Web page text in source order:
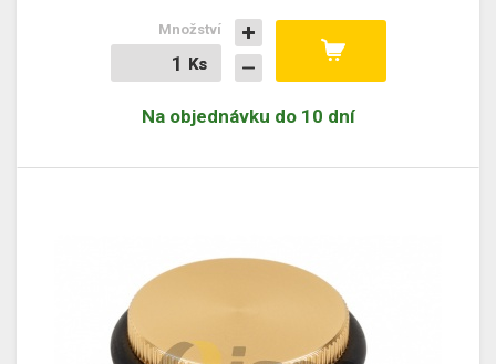
Ks
Ks
Množství
Na objednávku do 10 dní